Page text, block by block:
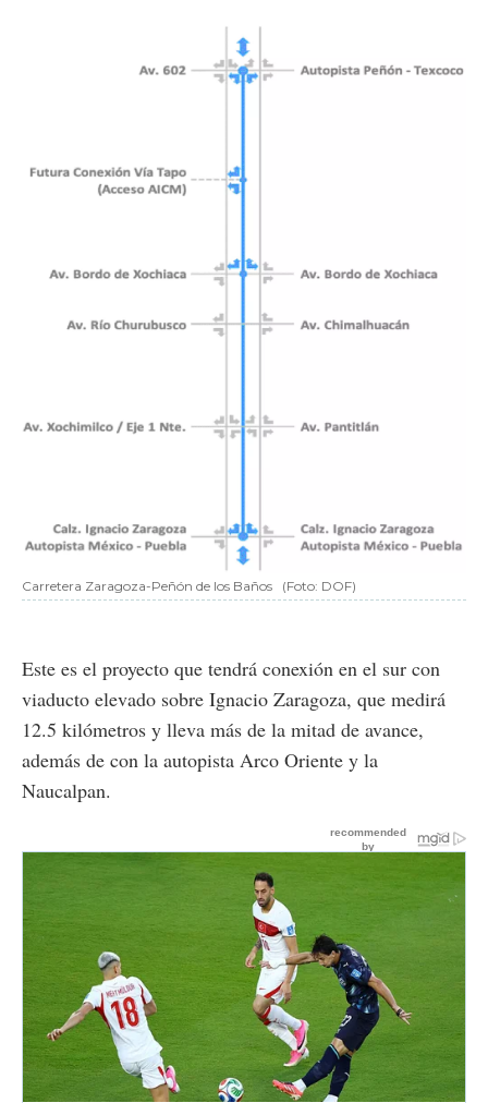
Carretera Zaragoza-Peñón de los Baños (Foto: DOF)
Este es el proyecto que tendrá conexión en el sur con
viaducto elevado sobre Ignacio Zaragoza, que medirá
12.5 kilómetros y lleva más de la mitad de avance,
además de con la autopista Arco Oriente y la
Naucalpan.